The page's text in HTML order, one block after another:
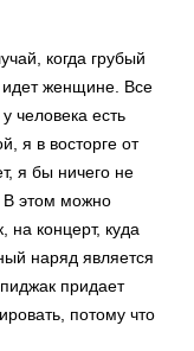
когда грубый
идет женщине. Все
человека есть
я в восторге от
я бы ничего не
В этом можно
на концерт, куда
наряд является
придает
потому что